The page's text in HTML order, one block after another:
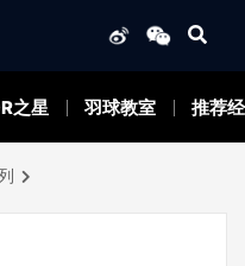
之星 羽球教室 推荐